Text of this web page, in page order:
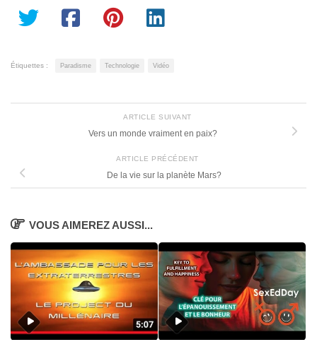
Étiquettes : Paradisme Technologie Vidéo
ARTICLE SUIVANT
Vers un monde vraiment en paix?
ARTICLE PRÉCÉDENT
De la vie sur la planète Mars?
VOUS AIMEREZ AUSSI...